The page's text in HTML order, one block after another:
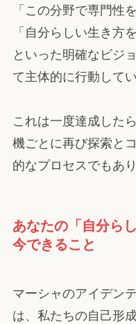
「この分野で専門性
「自分らしい生き方
といった明確なビジ
て主体的に行動して
これは一度達成した
機ごとに再び探索と
的なプロセスでもあり
あなたの「自分ら
今できること
マーシャのアイデン
は、私たちの自己形